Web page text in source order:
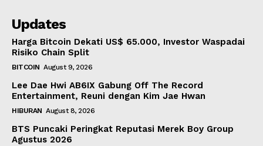
Updates
Harga Bitcoin Dekati US$ 65.000, Investor Waspadai
Risiko Chain Split
BITCOIN August 9, 2026
Lee Dae Hwi AB6IX Gabung Off The Record
Entertainment, Reuni dengan Kim Jae Hwan
HIBURAN August 8, 2026
BTS Puncaki Peringkat Reputasi Merek Boy Group
Agustus 2026